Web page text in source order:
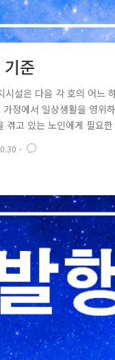
준
설은 다음 각 호의 어느
정에서 일상생활을 영위
겪고 있는 노인에게 필요
서비스 2) 주ㆍ야간보호
을 주간 또는 야간 동안